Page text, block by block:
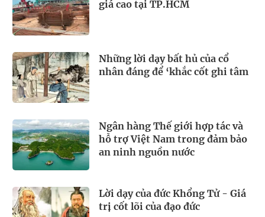
giá cao tại TP.HCM
Những lời dạy bất hủ của cổ
nhân đáng để ‘khắc cốt ghi tâm
Ngân hàng Thế giới hợp tác và
hỗ trợ Việt Nam trong đảm bảo
an ninh nguồn nước
Lời dạy của đức Khổng Tử - Giá
trị cốt lõi của đạo đức